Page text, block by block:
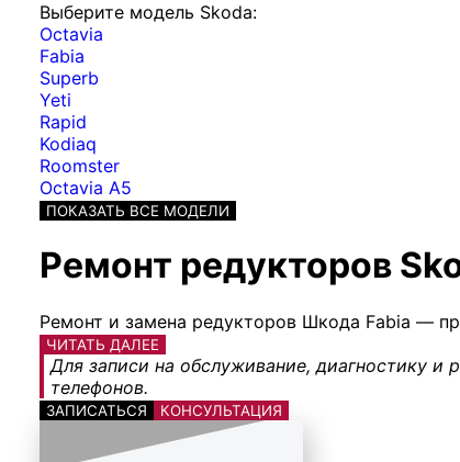
Выберите модель Skoda:
Octavia
Fabia
Superb
Yeti
Rapid
Kodiaq
Roomster
Octavia A5
ПОКАЗАТЬ ВСЕ МОДЕЛИ
Ремонт редукторов
Ремонт и замена редукторов Шкода Fabia —
ЧИТАТЬ ДАЛЕЕ
Для записи на обслуживание, диагностику и
телефонов.
ЗАПИСАТЬСЯ КОНСУЛЬТАЦИЯ